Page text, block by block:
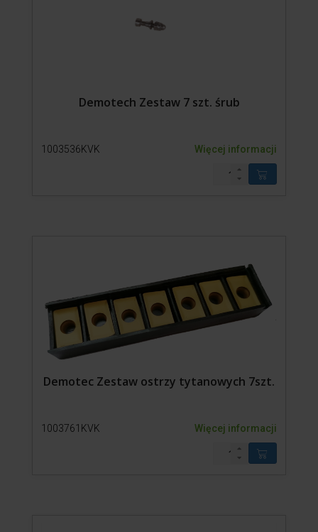
Demotech Zestaw 7 szt. śrub
1003536KVK Więcej informacji
Demotec Zestaw ostrzy tytanowych 7szt.
1003761KVK Więcej informacji